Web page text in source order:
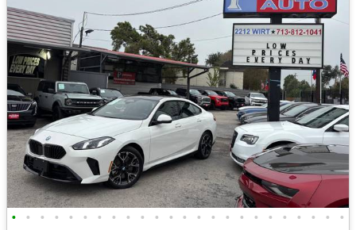
• • • • • • • • • • • • • • • • • • • • • • • •